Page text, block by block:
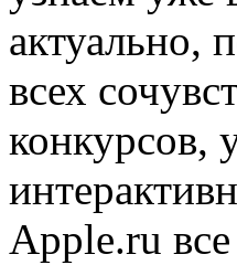
актуально,
всех
конкурсов,
Apple.ru